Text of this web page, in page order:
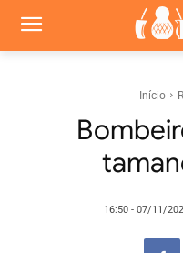
Início
16:50 - 07/11/